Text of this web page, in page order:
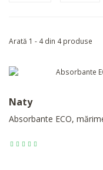
Arată 1 - 4 din 4 produse
Naty
Absorbante ECO,